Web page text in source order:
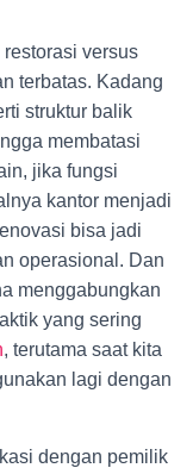
versus
terbatas. Kadang
struktur balik
membatasi
jika fungsi
kantor menjadi
bisa jadi
operasional. Dan
menggabungkan
yang sering
, terutama saat kita
lagi dengan
dengan pemilik